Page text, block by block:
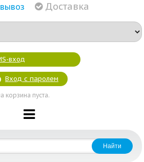
Доставка
вход
Вход с паролем
корзина пуста.